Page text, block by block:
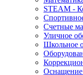
STEAM -
Счетные
Уличное
Школьное
Оснащение